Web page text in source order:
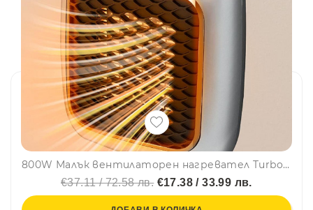
800W Малък вентилаторен нагревател Turbo 800 - за стенен контакт с цифров LED дисплей, усъвършенствана керамична технология
€37.11 / 72.58 лв.€17.38 / 33.99 лв.